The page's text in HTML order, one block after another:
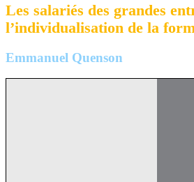
Les salariés des grandes
l’individualisation de la
Emmanuel Quenson